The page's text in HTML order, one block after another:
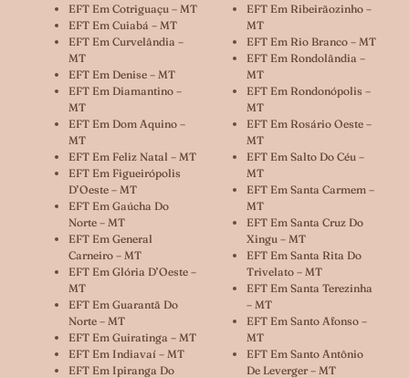
EFT Em Cotriguaçu – MT
EFT Em Cuiabá – MT
EFT Em Curvelândia –
MT
EFT Em Denise – MT
EFT Em Diamantino –
MT
EFT Em Dom Aquino –
MT
EFT Em Feliz Natal – MT
EFT Em Figueirópolis
D’Oeste – MT
EFT Em Gaúcha Do
Norte – MT
EFT Em General
Carneiro – MT
EFT Em Glória D’Oeste –
MT
EFT Em Guarantã Do
Norte – MT
EFT Em Guiratinga – MT
EFT Em Indiavaí – MT
EFT Em Ipiranga Do
EFT Em Ribeirãozinho –
MT
EFT Em Rio Branco – MT
EFT Em Rondolândia –
MT
EFT Em Rondonópolis –
MT
EFT Em Rosário Oeste –
MT
EFT Em Salto Do Céu –
MT
EFT Em Santa Carmem –
MT
EFT Em Santa Cruz Do
Xingu – MT
EFT Em Santa Rita Do
Trivelato – MT
EFT Em Santa Terezinha
– MT
EFT Em Santo Afonso –
MT
EFT Em Santo Antônio
De Leverger – MT